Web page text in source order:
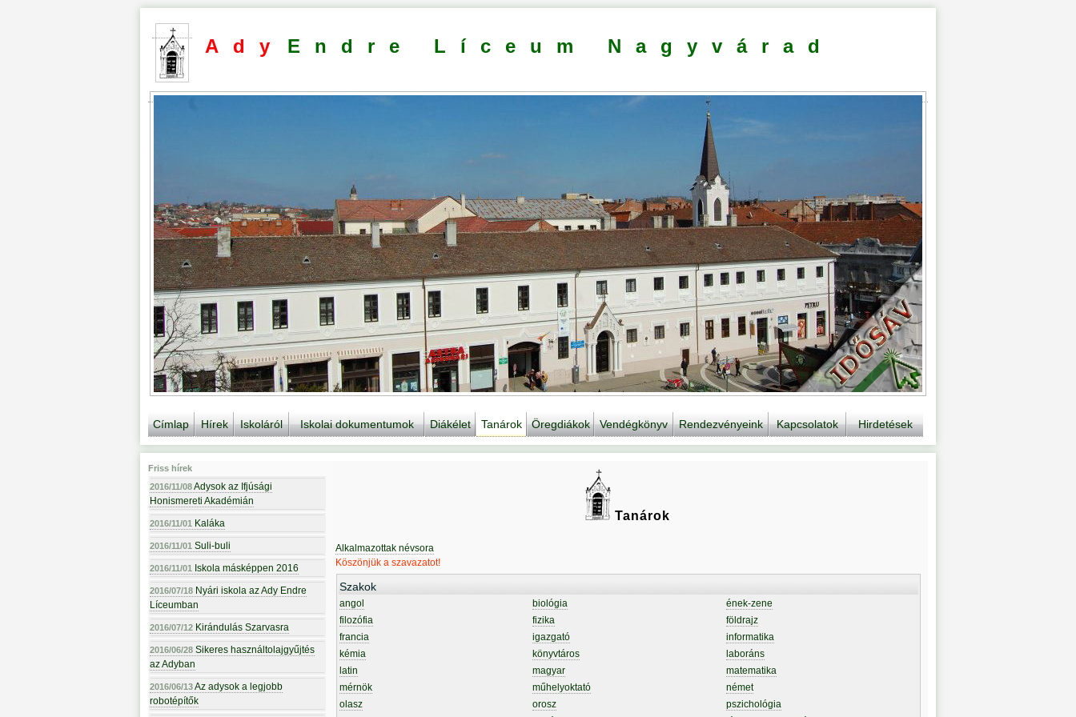
Ady Endre Líceum Nagyvárad
Címlap Hírek Iskoláról Iskolai dokumentumok Diákélet Tanárok Öregdiákok Vendégkönyv Rendezvényeink Kapcsolatok Hirdetések
Friss hírek
2016/11/08Adysok az Ifjúsági
Honismereti Akadémián
2016/11/01 Kaláka
2016/11/01 Suli-buli
2016/11/01 Iskola másképpen 2016
2016/07/18 Nyári iskola az Ady Endre
Líceumban
2016/07/12 Kirándulás Szarvasra
2016/06/28 Sikeres használtolajgyűjtés
az Adyban
2016/06/13Az adysok a legjobb
robotépítők
Tanárok
Alkalmazottak névsora
Köszönjük a szavazatot!
Szakok
angol biológia
ének-zene
filozófia
fizika
földrajz
francia
igazgató
informatika
kémia
könyvtáros
laboráns
latin
magyar
matematika
mérnök
műhelyoktató
német
olasz
orosz
pszichológia